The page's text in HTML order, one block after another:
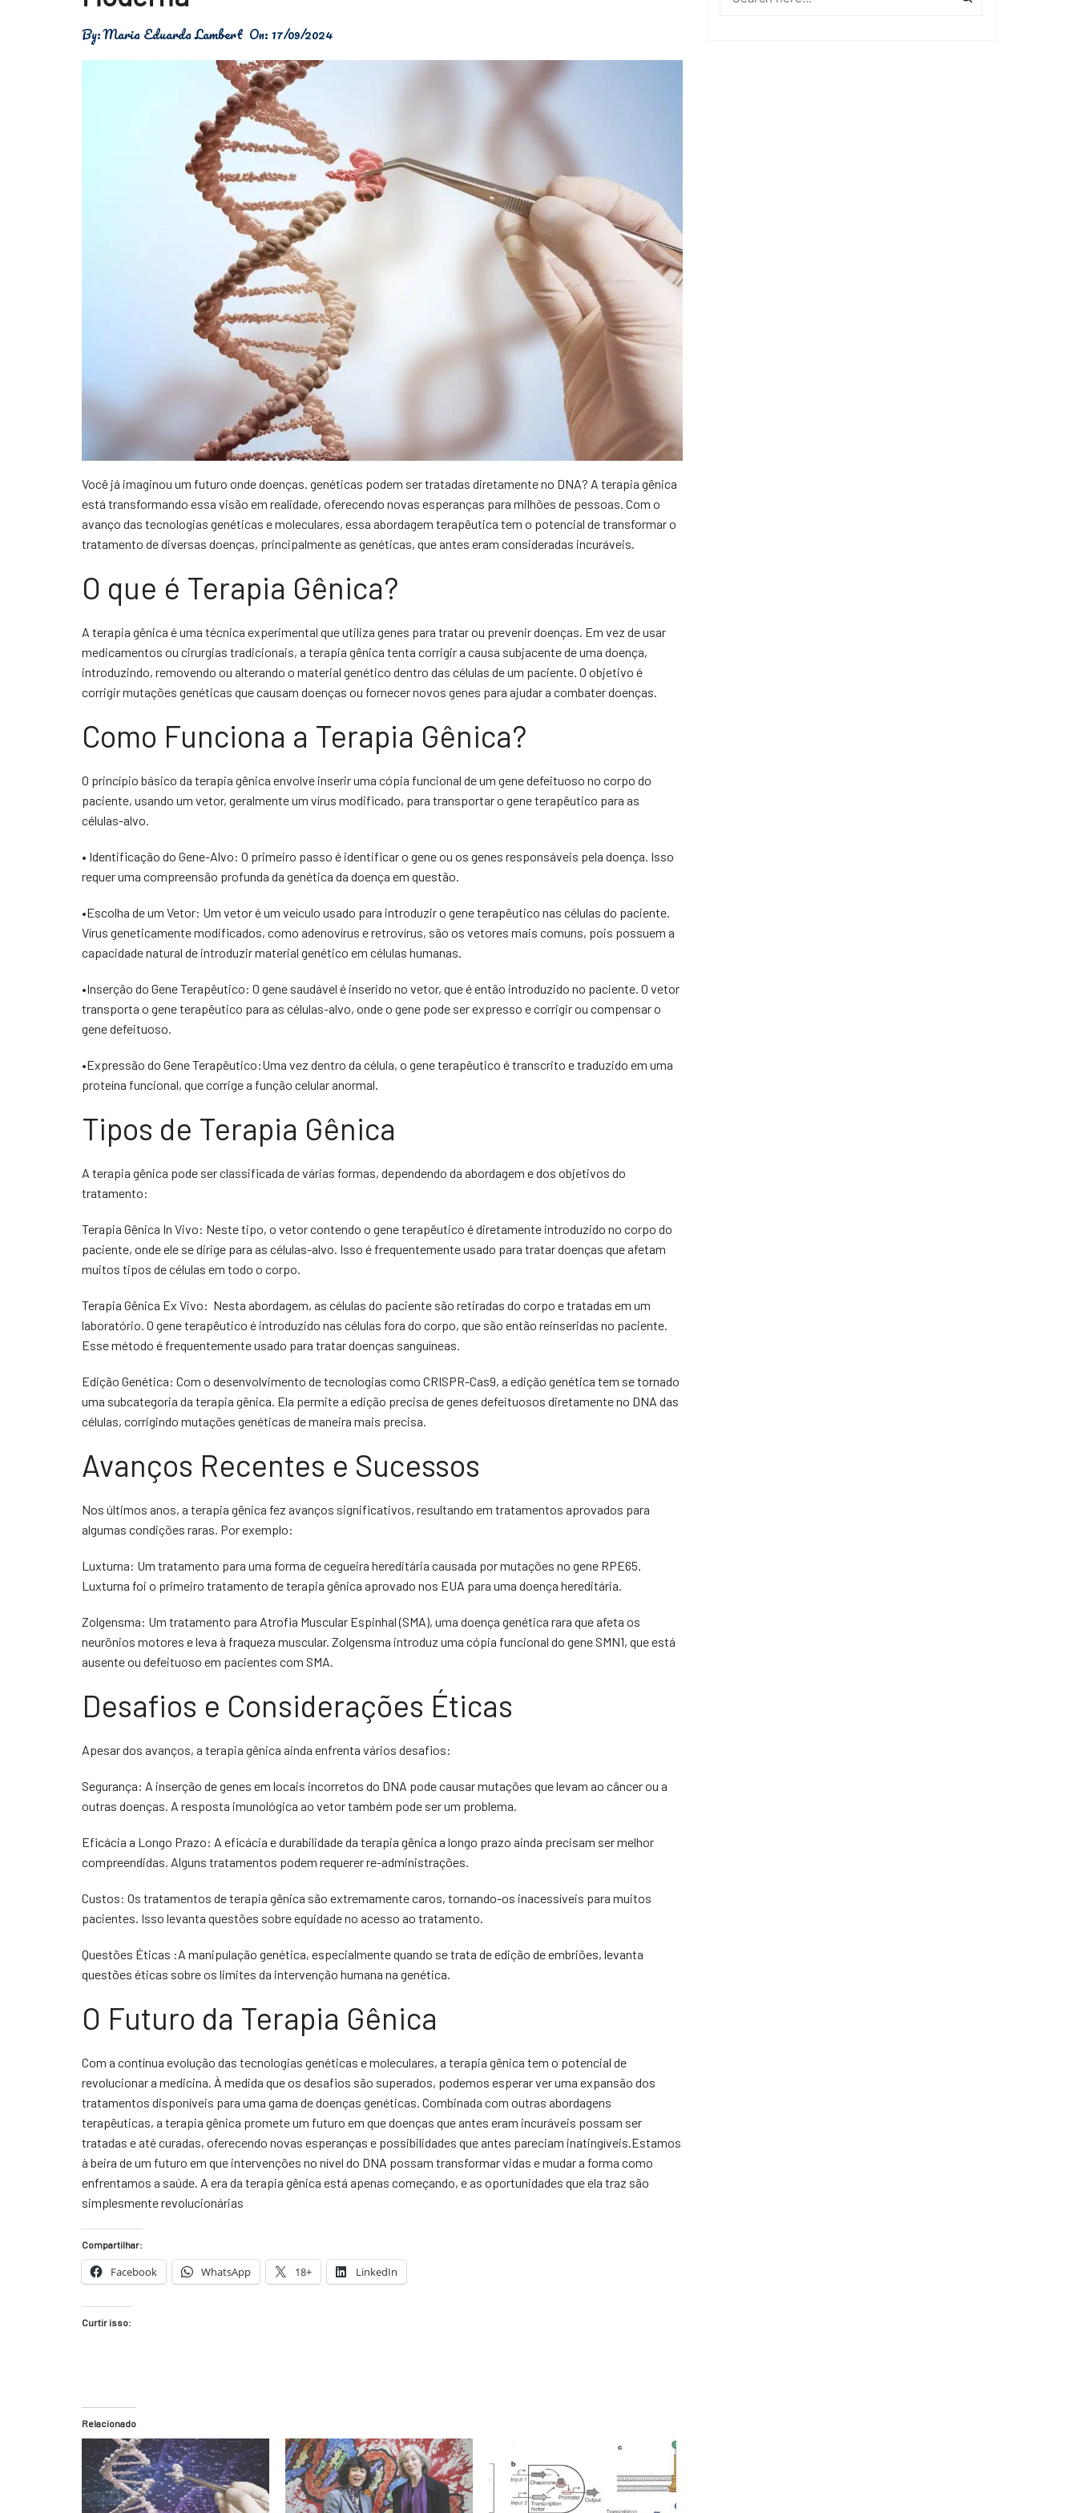
Física
Meio Ambiente
By:Maria Eduarda Lambert On: 17/09/2024
Você já imaginou um futuro onde doenças. genéticas podem ser tratadas diretamente no DNA? A terapia gênica
está transformando essa visão em realidade, oferecendo novas esperanças para milhões de pessoas. Com o
avanço das tecnologias genéticas e moleculares, essa abordagem terapêutica tem o potencial de transformar o
tratamento de diversas doenças, principalmente as genéticas, que antes eram consideradas incuráveis.
O que é Terapia Gênica?
A terapia gênica é uma técnica experimental que utiliza genes para tratar ou prevenir doenças. Em vez de usar
medicamentos ou cirurgias tradicionais, a terapia gênica tenta corrigir a causa subjacente de uma doença,
introduzindo, removendo ou alterando o material genético dentro das células de um paciente. O objetivo é
corrigir mutações genéticas que causam doenças ou fornecer novos genes para ajudar a combater doenças.
Como Funciona a Terapia Gênica?
O princípio básico da terapia gênica envolve inserir uma cópia funcional de um gene defeituoso no corpo do
paciente, usando um vetor, geralmente um vírus modificado, para transportar o gene terapêutico para as
células-alvo.
• Identificação do Gene-Alvo: O primeiro passo é identificar o gene ou os genes responsáveis pela doença. Isso
requer uma compreensão profunda da genética da doença em questão.
•Escolha de um Vetor: Um vetor é um veículo usado para introduzir o gene terapêutico nas células do paciente.
Vírus geneticamente modificados, como adenovírus e retrovírus, são os vetores mais comuns, pois possuem a
capacidade natural de introduzir material genético em células humanas.
•Inserção do Gene Terapêutico: O gene saudável é inserido no vetor, que é então introduzido no paciente. O vetor
transporta o gene terapêutico para as células-alvo, onde o gene pode ser expresso e corrigir ou compensar o
gene defeituoso.
•Expressão do Gene Terapêutico:Uma vez dentro da célula, o gene terapêutico é transcrito e traduzido em uma
proteína funcional, que corrige a função celular anormal.
Tipos de Terapia Gênica
A terapia gênica pode ser classificada de várias formas, dependendo da abordagem e dos objetivos do
tratamento:
Terapia Gênica In Vivo: Neste tipo, o vetor contendo o gene terapêutico é diretamente introduzido no corpo do
paciente, onde ele se dirige para as células-alvo. Isso é frequentemente usado para tratar doenças que afetam
muitos tipos de células em todo o corpo.
Terapia Gênica Ex Vivo: Nesta abordagem, as células do paciente são retiradas do corpo e tratadas em um
laboratório. O gene terapêutico é introduzido nas células fora do corpo, que são então reinseridas no paciente.
Esse método é frequentemente usado para tratar doenças sanguíneas.
Edição Genética: Com o desenvolvimento de tecnologias como CRISPR-Cas9, a edição genética tem se tornado
uma subcategoria da terapia gênica. Ela permite a edição precisa de genes defeituosos diretamente no DNA das
células, corrigindo mutações genéticas de maneira mais precisa.
Avanços Recentes e Sucessos
Nos últimos anos, a terapia gênica fez avanços significativos, resultando em tratamentos aprovados para
algumas condições raras. Por exemplo:
Luxturna: Um tratamento para uma forma de cegueira hereditária causada por mutações no gene RPE65.
Luxturna foi o primeiro tratamento de terapia gênica aprovado nos EUA para uma doença hereditária.
Zolgensma: Um tratamento para Atrofia Muscular Espinhal (SMA), uma doença genética rara que afeta os
neurônios motores e leva à fraqueza muscular. Zolgensma introduz uma cópia funcional do gene SMN1, que está
ausente ou defeituoso em pacientes com SMA.
Desafios e Considerações Éticas
Apesar dos avanços, a terapia gênica ainda enfrenta vários desafios:
Segurança: A inserção de genes em locais incorretos do DNA pode causar mutações que levam ao câncer ou a
outras doenças. A resposta imunológica ao vetor também pode ser um problema.
Eficácia a Longo Prazo: A eficácia e durabilidade da terapia gênica a longo prazo ainda precisam ser melhor
compreendidas. Alguns tratamentos podem requerer re-administrações.
Custos: Os tratamentos de terapia gênica são extremamente caros, tornando-os inacessíveis para muitos
pacientes. Isso levanta questões sobre equidade no acesso ao tratamento.
Questões Éticas :A manipulação genética, especialmente quando se trata de edição de embriões, levanta
questões éticas sobre os limites da intervenção humana na genética.
O Futuro da Terapia Gênica
Com a contínua evolução das tecnologias genéticas e moleculares, a terapia gênica tem o potencial de
revolucionar a medicina. À medida que os desafios são superados, podemos esperar ver uma expansão dos
tratamentos disponíveis para uma gama de doenças genéticas. Combinada com outras abordagens
terapêuticas, a terapia gênica promete um futuro em que doenças que antes eram incuráveis possam ser
tratadas e até curadas, oferecendo novas esperanças e possibilidades que antes pareciam inatingíveis.Estamos
à beira de um futuro em que intervenções no nível do DNA possam transformar vidas e mudar a forma como
enfrentamos a saúde. A era da terapia gênica está apenas começando, e as oportunidades que ela traz são
simplesmente revolucionárias
Compartilhar:
Facebook WhatsApp 18+ LinkedIn
Curtir isso:
Relacionado